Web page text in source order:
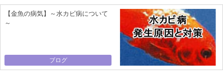
【金魚の病気】～水カビ病について
～
ブログ